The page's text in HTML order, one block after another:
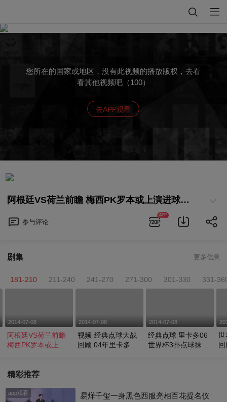
您所在的国家或地区，没有此视频的播放版权，去看
看其他视频吧（100）
去APP观看
阿根廷VS荷兰前瞻 梅西PK罗本或上演进球大战
参与评论
APP
剧集 更多信息
181-210 211-240 241-270 271-300 301-330 331-
2014-07-08
阿根廷VS荷兰前瞻
梅西PK罗本或上演
2014-07-08
视频-经典点球大战
回顾 04年里卡多一
2014-07-08
经典点球 里卡多06
世界杯3扑点球抹杀
世
精彩推荐
app观看
易烊千玺一身黑色西服亮相百花提名仪